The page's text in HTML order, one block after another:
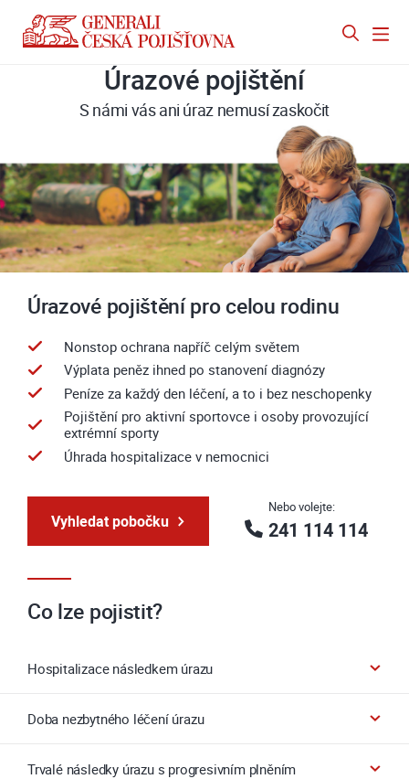
Úrazové pojištění
S námi vás ani úraz nemusí zaskočit
Úrazové pojištění pro celou rodinu
Nonstop ochrana napříč celým světem
Výplata peněz ihned po stanovení diagnózy
Peníze za každý den léčení, a to i bez neschopenky
Pojištění pro aktivní sportovce i osoby provozující
extrémní sporty
Úhrada hospitalizace v nemocnici
Vyhledat pobočku
Nebo volejte:
241 114 114
Co lze pojistit?
Hospitalizace následkem úrazu
Doba nezbytného léčení úrazu
Trvalé následky úrazu s progresivním plněním